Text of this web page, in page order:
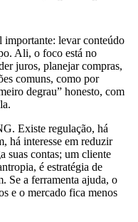
levar conteúdo
Ali, o foco está no
juros, planejar compras,
comuns, como por
degrau” honesto, com
Existe regulação, há
há interesse em reduzir
suas contas; um cliente
é estratégia de
Se a ferramenta ajuda, o
e o mercado fica menos